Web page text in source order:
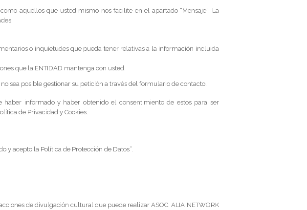
aquellos que usted mismo nos facilite en el apartado “Mensaje”. La
o inquietudes que pueda tener relativas a la información incluida
que la ENTIDAD mantenga con usted.
sea posible gestionar su petición a través del formulario de contacto.
informado y haber obtenido el consentimiento de estos para ser
de Privacidad y Cookies.
y acepto la Política de Protección de Datos”.
de divulgación cultural que puede realizar ASOC. ALIA NETWORK